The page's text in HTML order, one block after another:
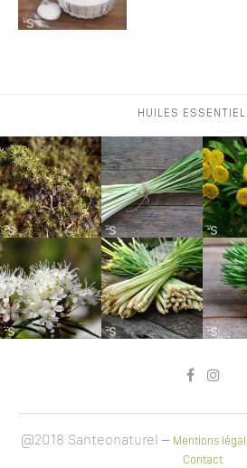
HUILES
@2018 Santeonaturel – Mentions
Contact